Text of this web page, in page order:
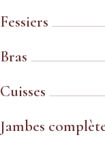
Fessiers
Bras
Cuisses
Jambes